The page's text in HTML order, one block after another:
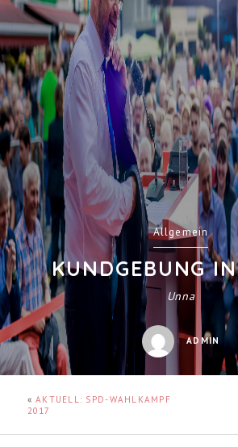
Allgemein
KUNDGEBUNG
Unna
ADMIN
«AKTUELL: SPD-WAHLKAMPF
2017